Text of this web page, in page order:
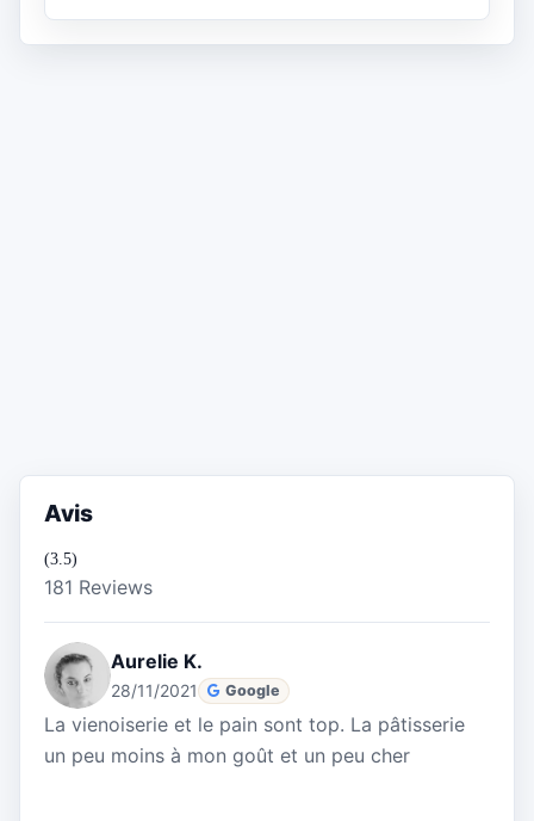
Avis
(3.5)
181 Reviews
Aurelie K.
28/11/2021 Google
La vienoiserie et le pain sont top. La pâtisserie
un peu moins à mon goût et un peu cher